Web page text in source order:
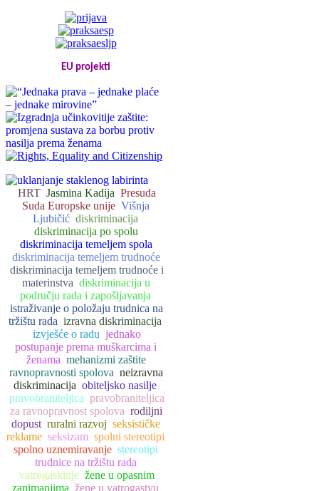
EU projekti
HRT Jasmina Kadija Presuda
Suda Europske unije Višnja
Ljubičić diskriminacija
diskriminacija po spolu
diskriminacija temeljem spola
diskriminacija temeljem trudnoće
diskriminacija temeljem trudnoće i
materinstva diskriminacija u
području rada i zapošljavanja
istraživanje o položaju trudnica na
tržištu rada izravna diskriminacija
izvješće o radu jednako
postupanje prema muškarcima i
ženama mehanizmi zaštite
ravnopravnosti spolova neizravna
diskriminacija obiteljsko nasilje
pravobraniteljica pravobraniteljica
za ravnopravnost spolova rodiljni
dopust ruralni razvoj seksističke
reklame seksizam spolni stereotipi
spolno uznemiravanje stereotipi
trudnice na tržištu rada
vatrogaskinje žene u opasnim
zanimanjima žene u vatrogastvu